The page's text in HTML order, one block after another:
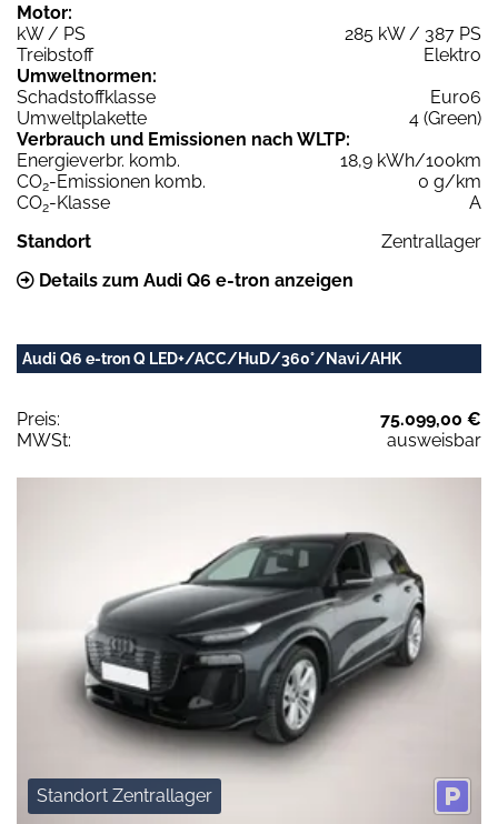
Motor:
kW / PS
285 kW / 387 PS
Treibstoff
Elektro
Umweltnormen:
Schadstoffklasse
Euro6
Umweltplakette
4 (Green)
Verbrauch und Emissionen nach WLTP:
Energieverbr. komb.
18,9 kWh/100km
CO2-Emissionen komb.
0 g/km
CO2-Klasse
A
Standort
Zentrallager
Details zum Audi Q6 e-tron anzeigen
Audi Q6 e-tron Q LED+/ACC/HuD/360°/Navi/AHK
Preis:
75.099,00 €
MWSt:
ausweisbar
Standort Zentrallager